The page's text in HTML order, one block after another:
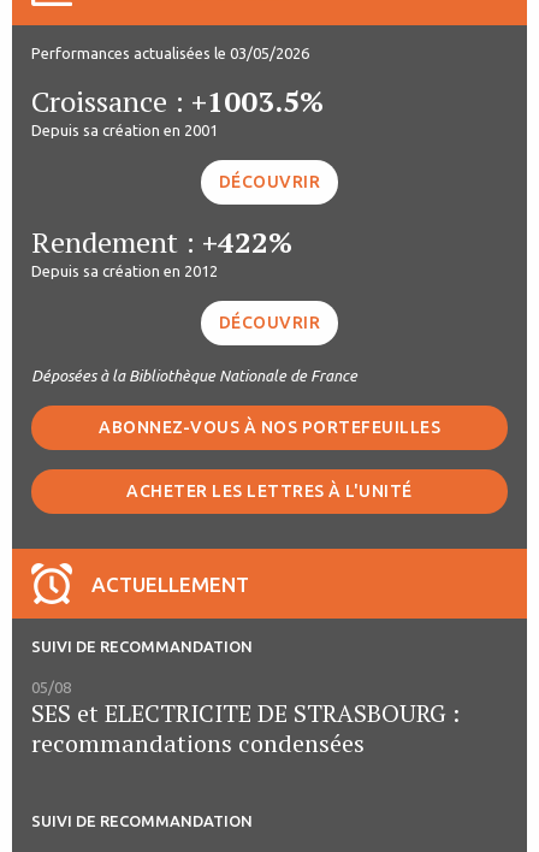
Performances actualisées le 03/05/2026
Croissance : +1003.5%
Depuis sa création en 2001
DÉCOUVRIR
Rendement : +422%
Depuis sa création en 2012
DÉCOUVRIR
Déposées à la Bibliothèque Nationale de France
ABONNEZ-VOUS À NOS PORTEFEUILLES
ACHETER LES LETTRES À L'UNITÉ
ACTUELLEMENT
SUIVI DE RECOMMANDATION
05/08
SES et ELECTRICITE DE STRASBOURG :
recommandations condensées
SUIVI DE RECOMMANDATION